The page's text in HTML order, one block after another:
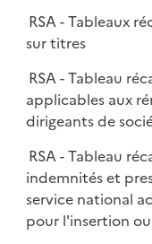
RSA - Tableaux
sur titres
RSA - Tableau
applicables aux
dirigeants de
RSA - Tableau
indemnités et
service national
pour l'insertion